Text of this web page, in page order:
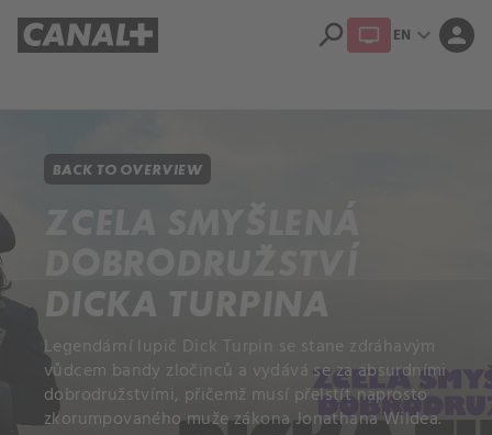
search EN expand_more person
BACK TO OVERVIEW
DICKA TURPINA
Legendární lupič Dick Turpin se stane zdráhavým
vůdcem bandy zločinců a vydává se za absurdními
dobrodružstvími, přičemž musí přelstít naprosto
zkorumpovaného muže zákona Jonathana Wildea.